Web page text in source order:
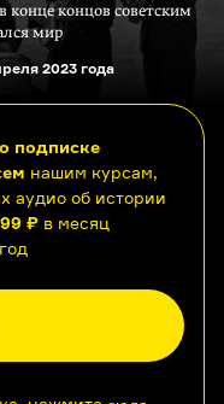
конце концов советским
мир
2023 года
подписке
нашим курсам,
аудио об истории
₽ в месяц